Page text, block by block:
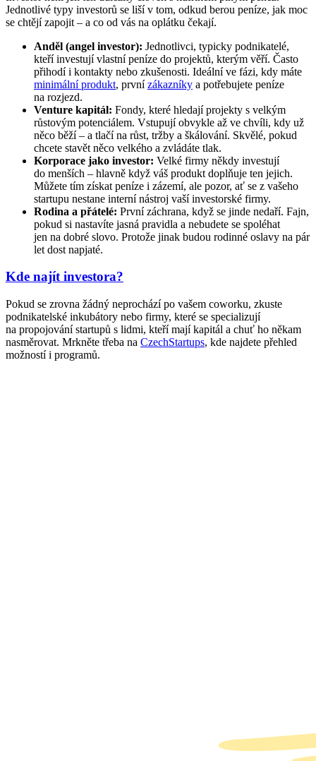
Jednotlivé typy investorů se liší v tom, odkud berou peníze, jak moc
se chtějí zapojit – a co od vás na oplátku čekají.
Anděl (angel investor): Jednotlivci, typicky podnikatelé,
kteří investují vlastní peníze do projektů, kterým věří. Často
přihodí i kontakty nebo zkušenosti. Ideální ve fázi, kdy máte
minimální produkt, prvnízákazníky a potřebujete peníze
na rozjezd.
Venture kapitál: Fondy, které hledají projekty s velkým
růstovým potenciálem. Vstupují obvykle až ve chvíli, kdy už
něco běží – a tlačí na růst, tržby a škálování. Skvělé, pokud
chcete stavět něco velkého a zvládáte tlak.
Korporace jako investor: Velké firmy někdy investují
do menších – hlavně když váš produkt doplňuje ten jejich.
Můžete tím získat peníze i zázemí, ale pozor, ať se z vašeho
startupu nestane interní nástroj vaší investorské firmy.
Rodina a přátelé: První záchrana, když se jinde nedaří. Fajn,
pokud si nastavíte jasná pravidla a nebudete se spoléhat
jen na dobré slovo. Protože jinak budou rodinné oslavy na pár
let dost napjaté.
Kde najít investora?
Pokud se zrovna žádný neprochází po vašem coworku, zkuste
podnikatelské inkubátory nebo firmy, které se specializují
na propojování startupů s lidmi, kteří mají kapitál a chuť ho někam
nasměrovat. Mrkněte třeba na CzechStartups, kde najdete přehled
možností i programů.